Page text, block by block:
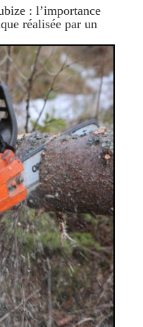
: l’importance
réalisée par un